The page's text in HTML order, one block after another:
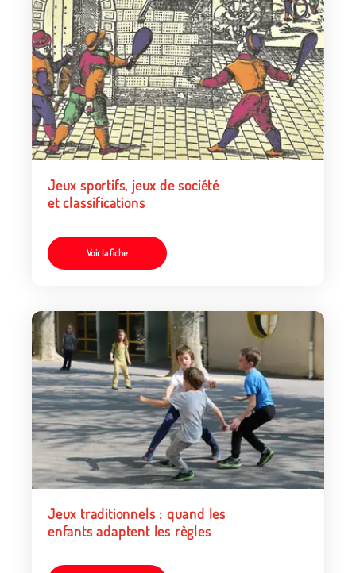
Jeux sportifs, jeux de société
et classifications
Voir la fiche
Jeux traditionnels : quand les
enfants adaptent les règles